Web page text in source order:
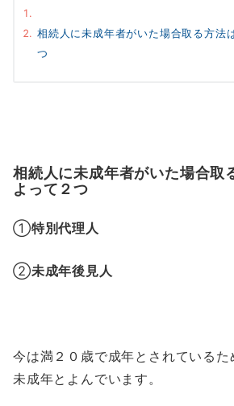
相続人に未成年者がいた場合取る方法
つ
相続人に未成年者がいた場合取
よって２つ
①特別代理人
②未成年後見人
今は満２０歳で成年とされているた
未成年とよんでいます。